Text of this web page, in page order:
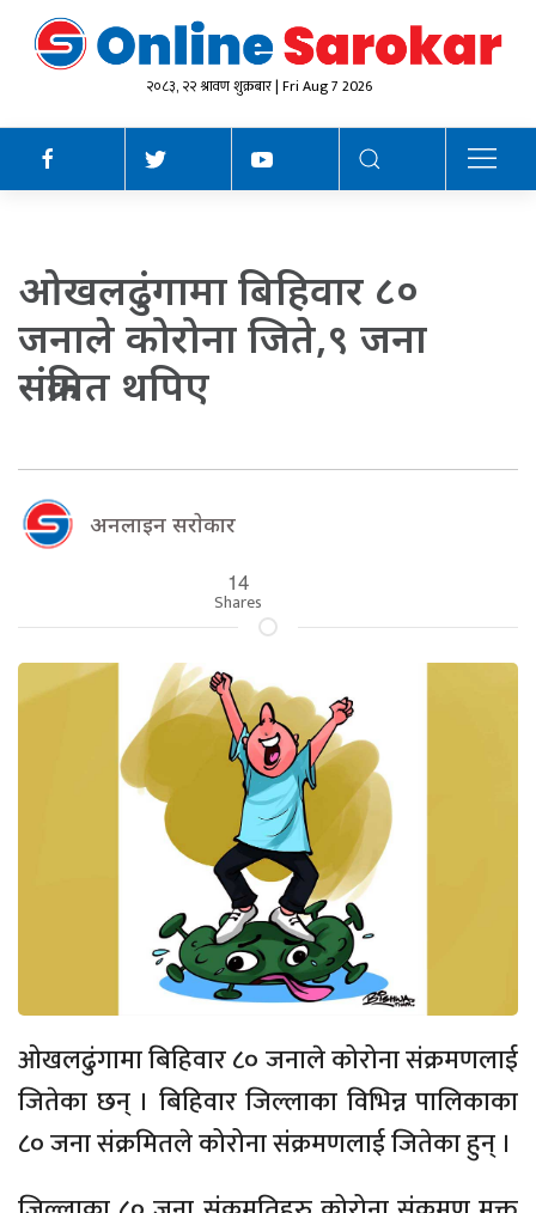
२०८३, २२ श्रावण शुक्रबार | Fri Aug 7 2026
ओखलढुंगामा बिहिवार ८०
जनाले कोरोना जिते,९ जना
संक्रमित थपिए
अनलाइन सराेकार
14
Shares
ओखलढुंगामा बिहिवार ८० जनाले कोरोना संक्रमणलाई
जितेका छन् । बिहिवार जिल्लाका विभिन्न पालिकाका
८० जना संक्रमितले कोरोना संक्रमणलाई जितेका हुन् ।